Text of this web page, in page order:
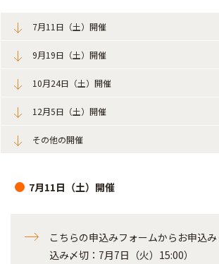
7月11日（土）開催
9月19日（土）開催
10月24日（土）開催
12月5日（土）開催
その他の開催
7月11日（土）開催
こちらの申込みフォームからお申込
込み〆切：7月7日（火）15:00）